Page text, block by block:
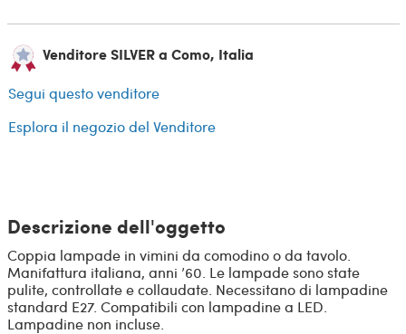
Venditore SILVER a Como, Italia
Segui questo venditore
Esplora il negozio del Venditore
Descrizione dell'oggetto
Coppia lampade in vimini da comodino o da tavolo.
Manifattura italiana, anni ’60. Le lampade sono state
pulite, controllate e collaudate. Necessitano di lampadine
standard E27. Compatibili con lampadine a LED.
Lampadine non incluse.